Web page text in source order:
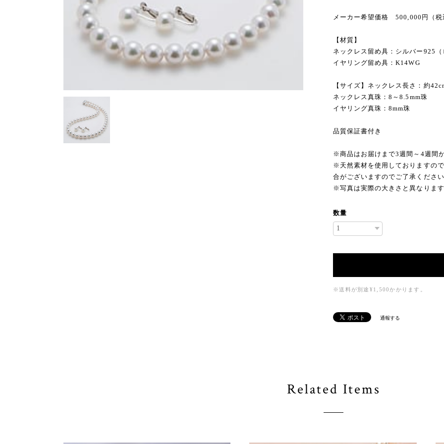
メーカー希望価格 500,000円（税
【材質】
ネックレス留め具：シルバー925
イヤリング留め具：K14WG
【サイズ】ネックレス長さ：約
ネックレス真珠：8～8.5mm珠
イヤリング真珠：8mm珠
品質保証書付き
※商品はお届けまで3週間～4週間
※天然素材を使用しておりますの
合がございますのでご了承くださ
※写真は実際の大きさと異なりま
数量
※送料が別途¥1,500かかります。
通報する
Related Items